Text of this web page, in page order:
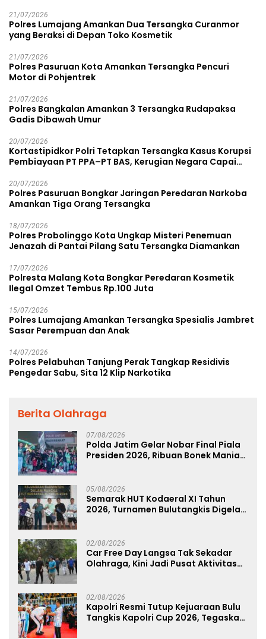
21/07/2026
Polres Lumajang Amankan Dua Tersangka Curanmor
yang Beraksi di Depan Toko Kosmetik
21/07/2026
Polres Pasuruan Kota Amankan Tersangka Pencuri
Motor di Pohjentrek
21/07/2026
Polres Bangkalan Amankan 3 Tersangka Rudapaksa
Gadis Dibawah Umur
20/07/2026
Kortastipidkor Polri Tetapkan Tersangka Kasus Korupsi
Pembiayaan PT PPA–PT BAS, Kerugian Negara Capai
20/07/2026
Polres Pasuruan Bongkar Jaringan Peredaran Narkoba
Amankan Tiga Orang Tersangka
18/07/2026
Polres Probolinggo Kota Ungkap Misteri Penemuan
Jenazah di Pantai Pilang Satu Tersangka Diamankan
17/07/2026
Polresta Malang Kota Bongkar Peredaran Kosmetik
Ilegal Omzet Tembus Rp.100 Juta
15/07/2026
Polres Lumajang Amankan Tersangka Spesialis Jambret
Sasar Perempuan dan Anak
14/07/2026
Polres Pelabuhan Tanjung Perak Tangkap Residivis
Pengedar Sabu, Sita 12 Klip Narkotika
Berita Olahraga
07/08/2026
Polda Jatim Gelar Nobar Final Piala
Presiden 2026, Ribuan Bonek Mania
05/08/2026
Semarak HUT Kodaeral XI Tahun
2026, Turnamen Bulutangkis Digelar
02/08/2026
Car Free Day Langsa Tak Sekadar
Olahraga, Kini Jadi Pusat Aktivitas
02/08/2026
Kapolri Resmi Tutup Kejuaraan Bulu
Tangkis Kapolri Cup 2026, Tegaskan